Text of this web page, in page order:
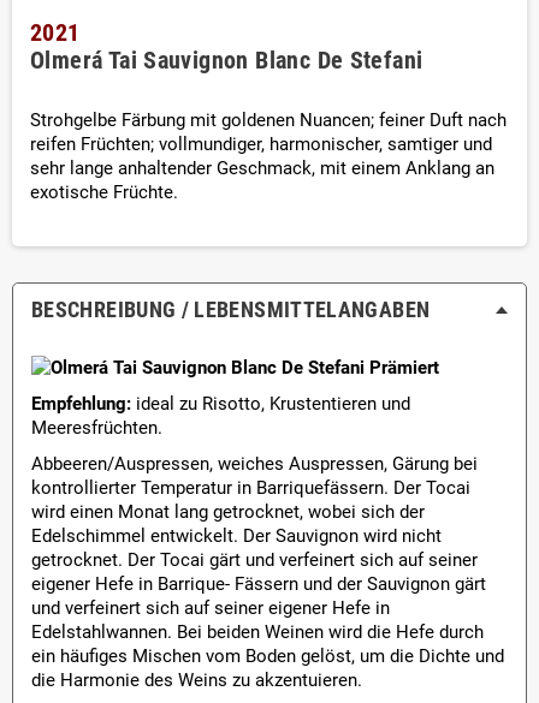
2021
Olmerá Tai Sauvignon Blanc De Stefani
Strohgelbe Färbung mit goldenen Nuancen; feiner Duft nach
reifen Früchten; vollmundiger, harmonischer, samtiger und
sehr lange anhaltender Geschmack, mit einem Anklang an
exotische Früchte.
BESCHREIBUNG / LEBENSMITTEL­ANGABEN
Empfehlung: ideal zu Risotto, Krustentieren und
Meeresfrüchten.
Abbeeren/Auspressen, weiches Auspressen, Gärung bei
kontrollierter Temperatur in Barriquefässern. Der Tocai
wird einen Monat lang getrocknet, wobei sich der
Edelschimmel entwickelt. Der Sauvignon wird nicht
getrocknet. Der Tocai gärt und verfeinert sich auf seiner
eigener Hefe in Barrique- Fässern und der Sauvignon gärt
und verfeinert sich auf seiner eigener Hefe in
Edelstahlwannen. Bei beiden Weinen wird die Hefe durch
ein häufiges Mischen vom Boden gelöst, um die Dichte und
die Harmonie des Weins zu akzentuieren.